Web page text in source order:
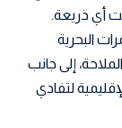
أي ذريعة.
البحرية
إلى جانب
لتفادي